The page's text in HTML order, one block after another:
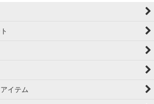
イテム